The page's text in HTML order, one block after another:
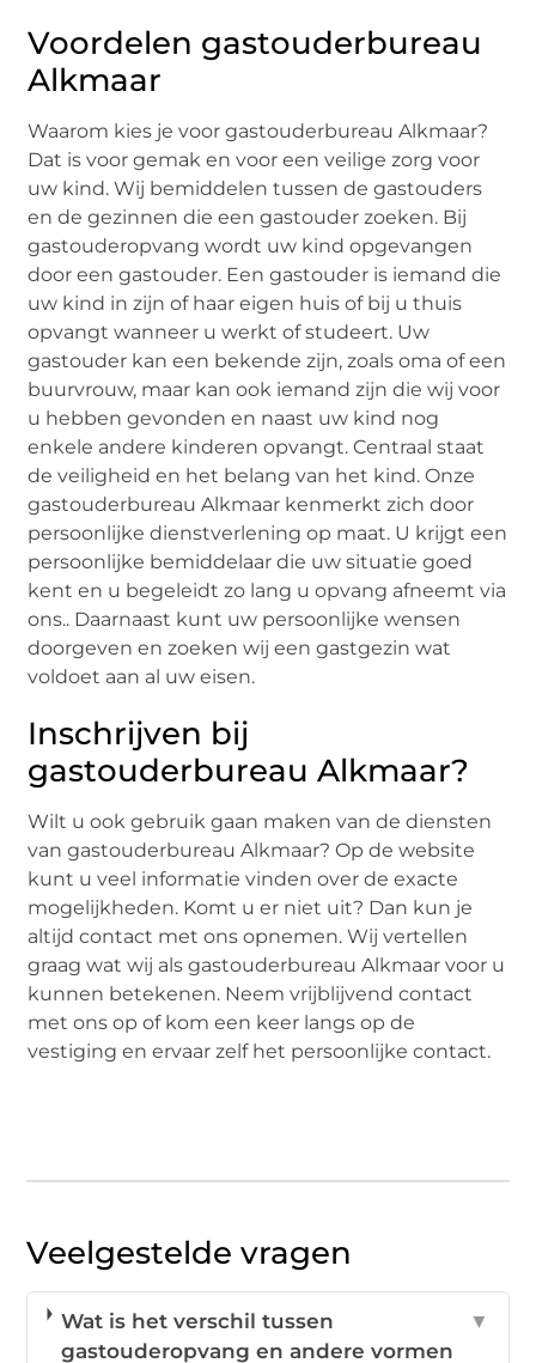
Voordelen gastouderbureau
Alkmaar
Waarom kies je voor gastouderbureau Alkmaar?
Dat is voor gemak en voor een veilige zorg voor
uw kind. Wij bemiddelen tussen de gastouders
en de gezinnen die een gastouder zoeken. Bij
gastouderopvang wordt uw kind opgevangen
door een gastouder. Een gastouder is iemand die
uw kind in zijn of haar eigen huis of bij u thuis
opvangt wanneer u werkt of studeert. Uw
gastouder kan een bekende zijn, zoals oma of een
buurvrouw, maar kan ook iemand zijn die wij voor
u hebben gevonden en naast uw kind nog
enkele andere kinderen opvangt. Centraal staat
de veiligheid en het belang van het kind. Onze
gastouderbureau Alkmaar kenmerkt zich door
persoonlijke dienstverlening op maat. U krijgt een
persoonlijke bemiddelaar die uw situatie goed
kent en u begeleidt zo lang u opvang afneemt via
ons.. Daarnaast kunt uw persoonlijke wensen
doorgeven en zoeken wij een gastgezin wat
voldoet aan al uw eisen.
Inschrijven bij
gastouderbureau Alkmaar?
Wilt u ook gebruik gaan maken van de diensten
van gastouderbureau Alkmaar? Op de website
kunt u veel informatie vinden over de exacte
mogelijkheden. Komt u er niet uit? Dan kun je
altijd contact met ons opnemen. Wij vertellen
graag wat wij als gastouderbureau Alkmaar voor u
kunnen betekenen. Neem vrijblijvend contact
met ons op of kom een keer langs op de
vestiging en ervaar zelf het persoonlijke contact.
Veelgestelde vragen
Wat is het verschil tussen
gastouderopvang en andere vormen
▼